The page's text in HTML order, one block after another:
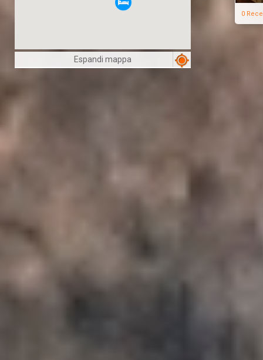
Espandi mappa
0